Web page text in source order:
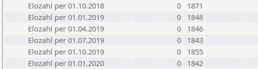
Elozahl per 01.10.2018
0
1871
Elozahl per 01.01.2019
0
1848
Elozahl per 01.04.2019
0
1846
Elozahl per 01.07.2019
0
1843
Elozahl per 01.10.2019
0
1855
Elozahl per 01.01.2020
0
1842